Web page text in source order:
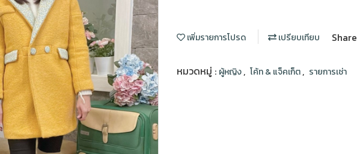
เพิ่มรายการโปรด เปรียบเทียบ Share
หมวดหมู่ : ผู้หญิง, โค้ท & แจ็คเก็ต, รายการเช่า